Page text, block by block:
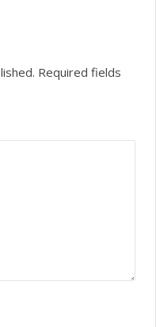
Required fields